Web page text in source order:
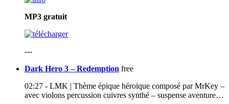
MP3 gratuit
---
Dark Hero 3 – Redemption free
02:27 - LMK | Thème épique héroïque composé par MrKey –
avec violons percussion cuivres synthé – suspense aventure…